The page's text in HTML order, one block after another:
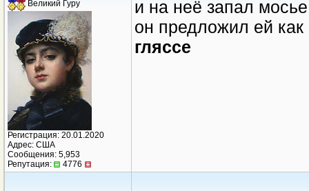
Великий Гуру
Регистрация: 20.01.2020
Адрес: США
Сообщения: 5,953
Репутация:
4776
и на неё запал мосье
он предложил ей как
гляссе